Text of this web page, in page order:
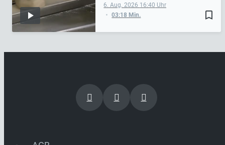
bookmark_border
6. Aug. 2026 16:40
03:18 Min.